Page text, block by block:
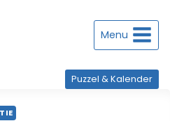
Menu
Puzzel & Kalender